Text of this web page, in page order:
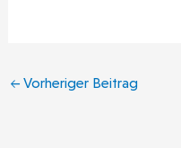
← Vorheriger Beitrag